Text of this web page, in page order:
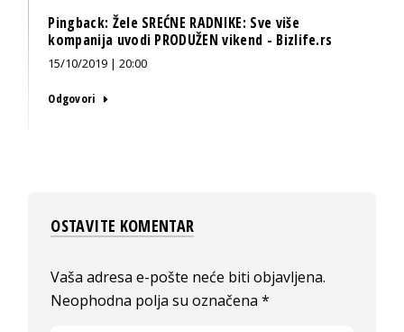
Pingback: Žele SREĆNE RADNIKE: Sve više
kompanija uvodi PRODUŽEN vikend - Bizlife.rs
15/10/2019 | 20:00
Odgovori
OSTAVITE KOMENTAR
Vaša adresa e-pošte neće biti objavljena.
Neophodna polja su označena*